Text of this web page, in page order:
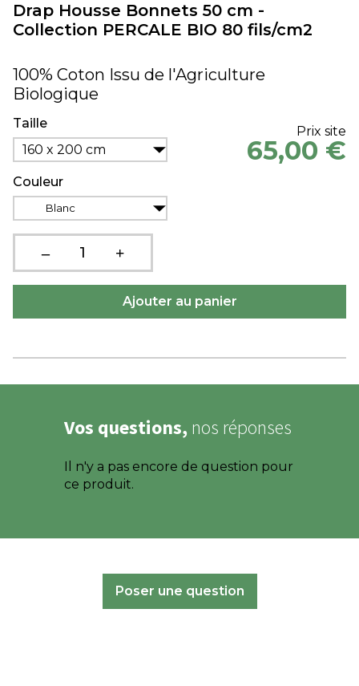
Drap Housse Bonnets 50 cm -
Collection PERCALE BIO 80 fils/cm2
100% Coton Issu de l'Agriculture
Biologique
Taille
160 x 200 cm
Couleur
Blanc
Prix site
65,00 €
Vos questions, nos réponses
Il n'y a pas encore de question pour
ce produit.
Poser une question